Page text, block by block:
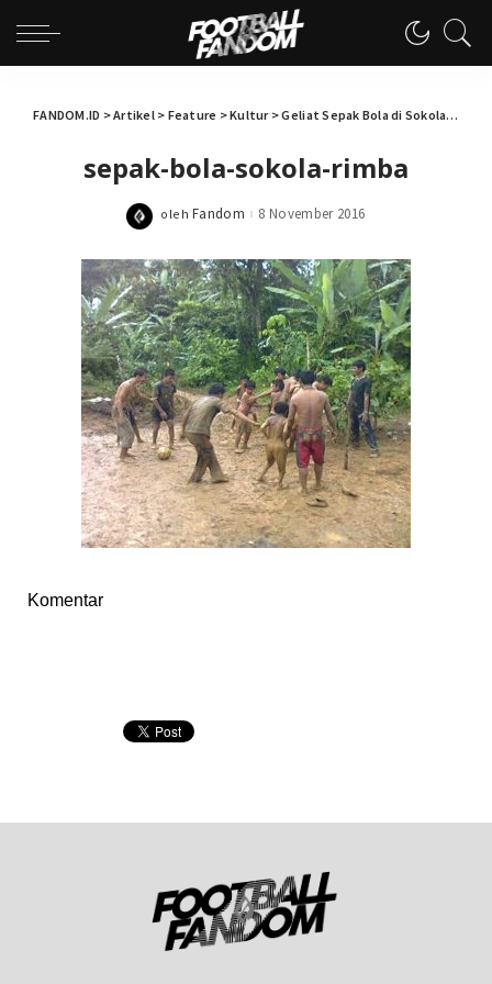
FANDOM.ID >Artikel> Feature >Kultur>Geliat Sepak Bola di Sokola Rimba dan Sokola Asmat
sepak-bola-sokola-rimba
Posted
oleh Fandom 8 November 2016
Komentar